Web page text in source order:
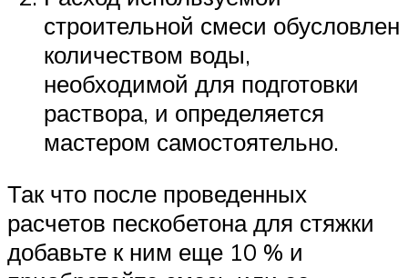
строительной смеси обусловлен
количеством воды,
необходимой для подготовки
раствора, и определяется
мастером самостоятельно.
Так что после проведенных
расчетов пескобетона для стяжки
добавьте к ним еще 10 % и